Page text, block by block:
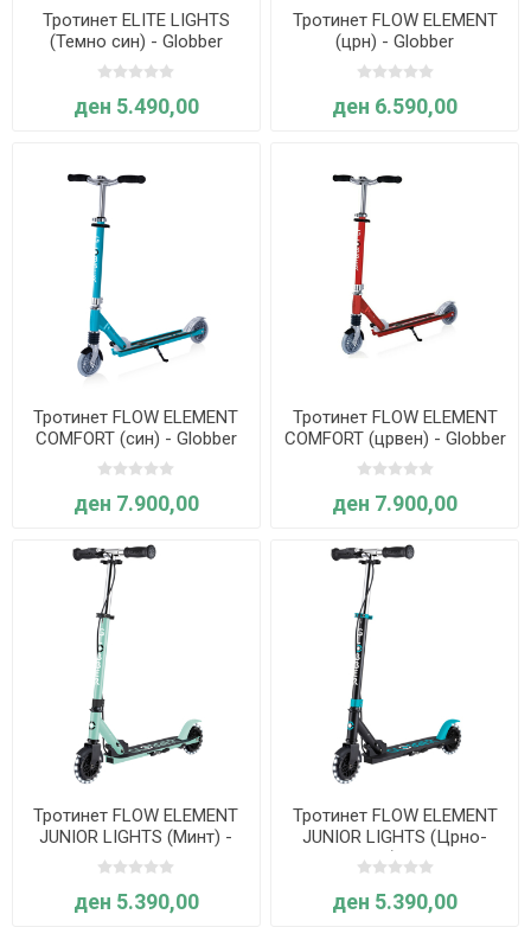
Тротинет ELITE LIGHTS
(Темно син) - Globber
ден 5.490,00
Тротинет FLOW ELEMENT
(црн) - Globber
ден 6.590,00
Тротинет FLOW ELEMENT
COMFORT (син) - Globber
ден 7.900,00
Тротинет FLOW ELEMENT
COMFORT (црвен) - Globber
ден 7.900,00
Тротинет FLOW ELEMENT
JUNIOR LIGHTS (Минт) -
Globber
ден 5.390,00
Тротинет FLOW ELEMENT
JUNIOR LIGHTS (Црно-
тиркизен) - Globber
ден 5.390,00